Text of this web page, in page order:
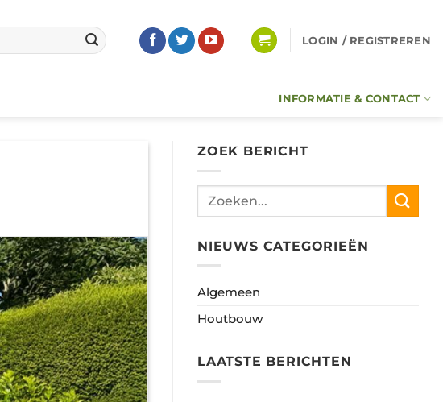
LOGIN / REGISTREREN
INFORMATIE & CONTACT
ZOEK BERICHT
NIEUWS CATEGORIEËN
Algemeen
Houtbouw
LAATSTE BERICHTEN